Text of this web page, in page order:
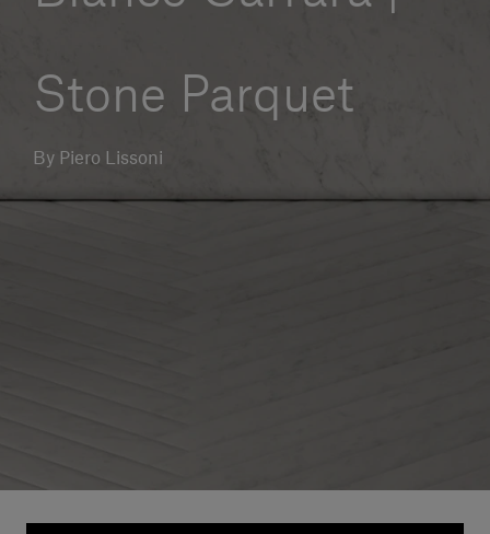
Accedi
Stone Parquet
By Piero Lissoni